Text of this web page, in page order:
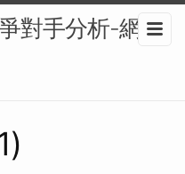
對手分析-網路